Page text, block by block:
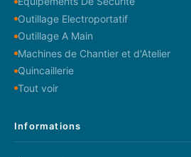
Outillage Electroportatif
Outillage A Main
Machines de Chantier et d'Atelier
Quincaillerie
Tout voir
Informations